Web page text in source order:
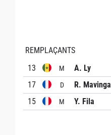
REMPLAÇANTS
13
M A. Ly
17 D R. Mavinga
15 M Y. Fila